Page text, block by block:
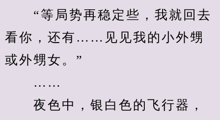
“等局势再稳定些，我就回去
看你，还有……见见我的小外甥
或外甥女。”
……
夜色中，银白色的飞行器，